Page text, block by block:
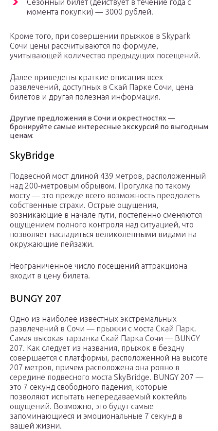
Сезонный билет (действует в течение года с
момента покупки) — 3000 рублей.
Кроме того, при совершении прыжков в Skypark
Сочи цены рассчитываются по формуле,
учитывающей количество предыдущих посещений.
Далее приведены краткие описания всех
развлечений, доступных в Скай Парке Сочи, цена
билетов и другая полезная информация.
Другие предложения в Сочи и окрестностях —
бронируйте самые интересные экскурсий по выгодным
ценам:
SkyBridge
Подвесной мост длиной 439 метров, расположенный
над 200-метровым обрывом. Прогулка по такому
мосту — это прежде всего возможность преодолеть
собственные страхи. Острые ощущения,
возникающие в начале пути, постепенно сменяются
ощущением полного контроля над ситуацией, что
позволяет насладиться великолепными видами на
окружающие пейзажи.
Неограниченное число посещений аттракциона
входит в цену билета.
BUNGY 207
Одно из наиболее известных экстремальных
развлечений в Сочи — прыжки с моста Скай Парк.
Самая высокая тарзанка Скай Парка Сочи — BUNGY
207. Как следует из названия, прыжок в бездну
совершается с платформы, расположенной на высоте
207 метров, причем расположена она ровно в
середине подвесного моста SkyBridge. BUNGY 207 —
это 7 секунд свободного падения, которые
позволяют испытать непередаваемый коктейль
ощущений. Возможно, это будут самые
запоминающиеся и эмоциональные 7 секунд в
вашей жизни.